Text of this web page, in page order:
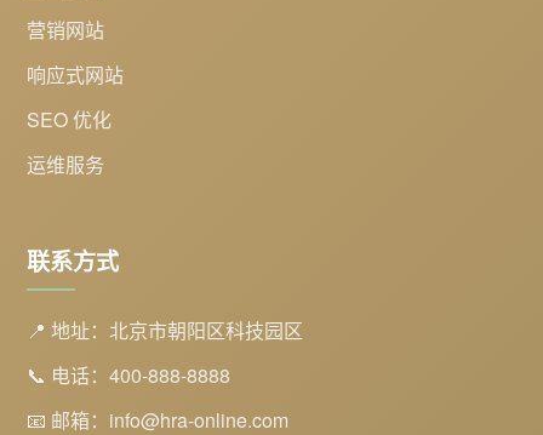
营销网站
响应式网站
SEO 优化
运维服务
联系方式
📍 地址：北京市朝阳区科技园区
📞 电话：400-888-8888
📧 邮箱：info@hra-online.com